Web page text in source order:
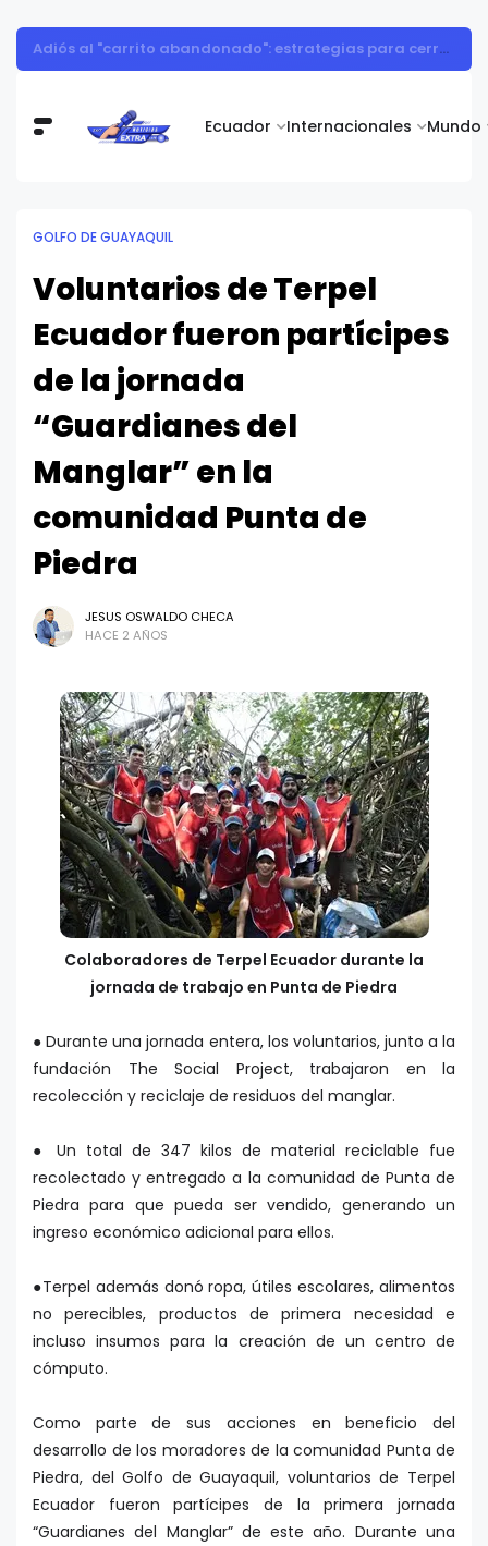
Ecuador Internacionales Mundo
Así consumieron los ecuatorianos durante el Mundial 2026
GOLFO DE GUAYAQUIL
Voluntarios de Terpel
Ecuador fueron partícipes
de la jornada
“Guardianes del
Manglar” en la
comunidad Punta de
Piedra
JESUS OSWALDO CHECA
HACE 2 AÑOS
Colaboradores de Terpel Ecuador durante la
jornada de trabajo en Punta de Piedra
● Durante una jornada entera, los voluntarios, junto a la
fundación The Social Project, trabajaron en la
recolección y reciclaje de residuos del manglar.
● Un total de 347 kilos de material reciclable fue
recolectado y entregado a la comunidad de Punta de
Piedra para que pueda ser vendido, generando un
ingreso económico adicional para ellos.
●Terpel además donó ropa, útiles escolares, alimentos
no perecibles, productos de primera necesidad e
incluso insumos para la creación de un centro de
cómputo.
Como parte de sus acciones en beneficio del
desarrollo de los moradores de la comunidad Punta de
Piedra, del Golfo de Guayaquil, voluntarios de Terpel
Ecuador fueron partícipes de la primera jornada
“Guardianes del Manglar” de este año. Durante una